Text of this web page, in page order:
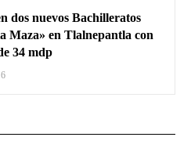
dos nuevos Bachilleratos
Maza» en Tlalnepantla con
34 mdp